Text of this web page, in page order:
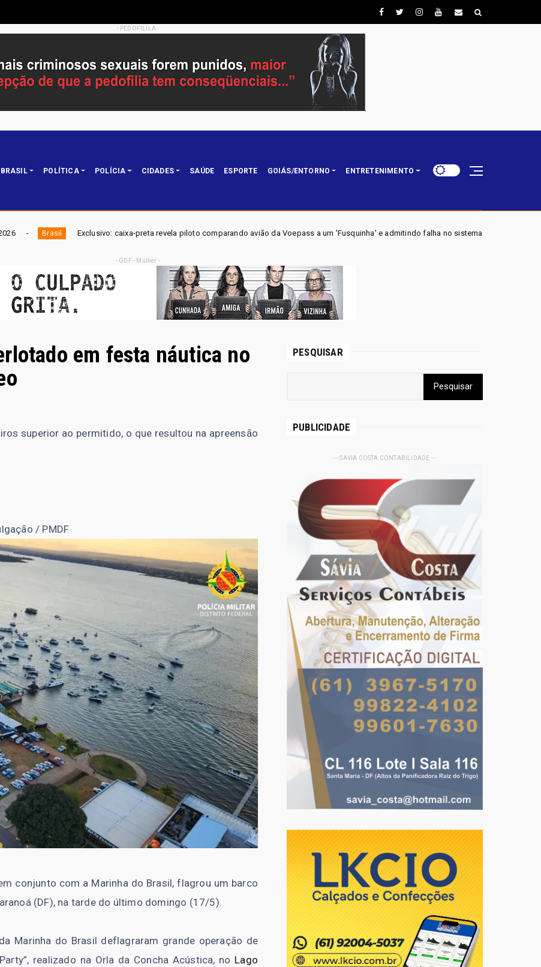
- PEDOFILILA -
BRASIL POLÍTICA POLÍCIA CIDADES SAÚDE ESPORTE GOIÁS/ENTORNO ENTRETENIMENTO
caixa-preta revela piloto comparando avião da Voepass a um 'Fusquinha' e admitindo falha no sistema de degelo: 'Essa b** não tá funcionando'
- GDF - Mulher -
em festa náutica no
superior ao permitido, o que resultou na apreensão
/ PMDF
conjunto com a Marinha do Brasil, flagrou um barco
(DF), na tarde do último domingo (17/5).
Marinha do Brasil deflagraram grande operação de
realizado na Orla da Concha Acústica, no Lago
PESQUISAR
PUBLICIDADE
- - SAVIA COSTA CONTABILIDADE - -